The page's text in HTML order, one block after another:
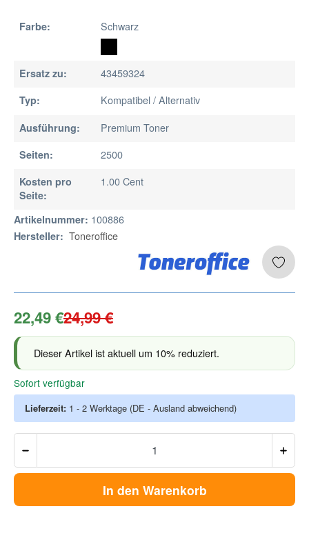
Farbe: Schwarz
Ersatz zu: 43459324
Typ: Kompatibel / Alternativ
Ausführung: Premium Toner
Seiten: 2500
Kosten pro
Seite:
1.00 Cent
Artikelnummer: 100886
Hersteller: Toneroffice
22,49 €24,99 €
Dieser Artikel ist aktuell um 10% reduziert.
Sofort verfügbar
Lieferzeit: 1 - 2 Werktage (DE - Ausland abweichend)
In den Warenkorb